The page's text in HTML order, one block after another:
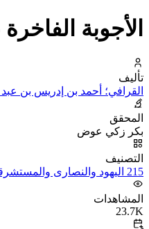
الأجوبة
تأليف
القرافي؛ أحمد بن إدريس بن
المحقق
بكر زكي عوض
التصنيف
215 اليهود والنصارى والمستشرقون..
المشاهدات
23.7K